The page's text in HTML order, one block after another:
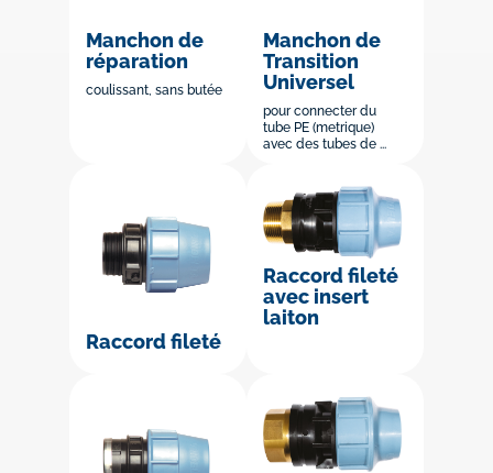
Manchon de
réparation
coulissant, sans butée
Manchon de
Transition
Universel
pour connecter du
tube PE (metrique)
avec des tubes de ...
Raccord fileté
Raccord fileté
avec insert
laiton